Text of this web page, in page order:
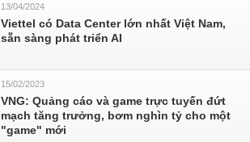
13/04/2024
Viettel có Data Center lớn nhất Việt Nam,
sẵn sàng phát triển AI
15/02/2023
VNG: Quảng cáo và game trực tuyến đứt
mạch tăng trưởng, bơm nghìn tỷ cho một
"game" mới